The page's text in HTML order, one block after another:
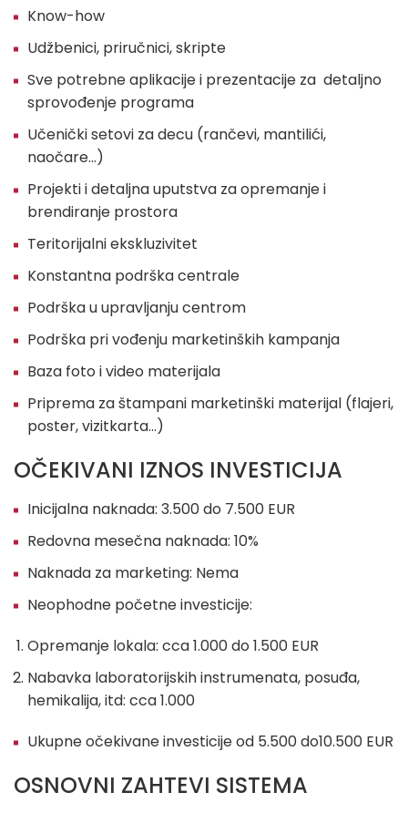
Know-how
Udžbenici, priručnici, skripte
Sve potrebne aplikacije i prezentacije za detaljno
sprovođenje programa
Učenički setovi za decu (rančevi, mantilići,
naočare…)
Projekti i detaljna uputstva za opremanje i
brendiranje prostora
Teritorijalni ekskluzivitet
Konstantna podrška centrale
Podrška u upravljanju centrom
Podrška pri vođenju marketinških kampanja
Baza foto i video materijala
Priprema za štampani marketinški materijal (flajeri,
poster, vizitkarta…)
OČEKIVANI IZNOS INVESTICIJA
Inicijalna naknada: 3.500 do 7.500 EUR
Redovna mesečna naknada: 10%
Naknada za marketing: Nema
Neophodne početne investicije:
Opremanje lokala: cca 1.000 do 1.500 EUR
Nabavka laboratorijskih instrumenata, posuđa,
hemikalija, itd: cca 1.000
Ukupne očekivane investicije od 5.500 do10.500 EUR
OSNOVNI ZAHTEVI SISTEMA